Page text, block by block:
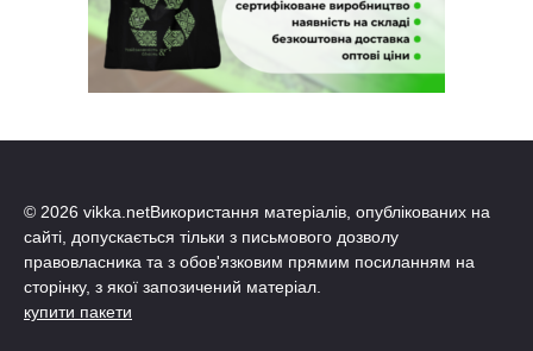
© 2026 vikka.netВикористання матеріалів, опублікованих на
сайті, допускається тільки з письмового дозволу
правовласника та з обов'язковим прямим посиланням на
сторінку, з якої запозичений матеріал.
купити пакети